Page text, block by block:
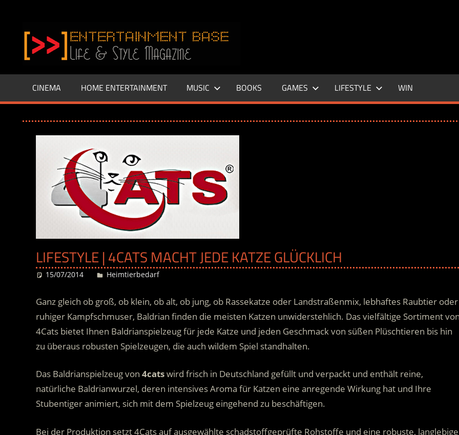
springen
–
LIFE
Base.de
CINEMA HOME ENTERTAINMENT MUSIC BOOKS GAMES LIFESTYLE WIN
LIFESTYLE | 4CATS MACHT JEDE KATZE GLÜCKLICH
15/07/2014 Desiree
Heimtierbedarf
Ganz gleich ob groß, ob klein, ob alt, ob jung, ob Rassekatze oder Landstraßenmix, lebhaftes Raubtier oder
ruhiger Kampfschmuser, Baldrian finden die meisten Katzen unwiderstehlich. Das vielfältige Sortiment
4Cats bietet Ihnen Baldrianspielzeug für jede Katze und jeden Geschmack von süßen Plüschtieren bis hin
zu überaus robusten Spielzeugen, die auch wildem Spiel standhalten.
Das Baldrianspielzeug von 4catswird frisch in Deutschland gefüllt und verpackt und enthält reine,
natürliche Baldrianwurzel, deren intensives Aroma für Katzen eine anregende Wirkung hat und Ihre
Stubentiger animiert, sich mit dem Spielzeug eingehend zu beschäftigen.
Bei der Produktion setzt 4Cats auf ausgewählte schadstoffgeprüfte Rohstoffe und eine robuste, langlebige